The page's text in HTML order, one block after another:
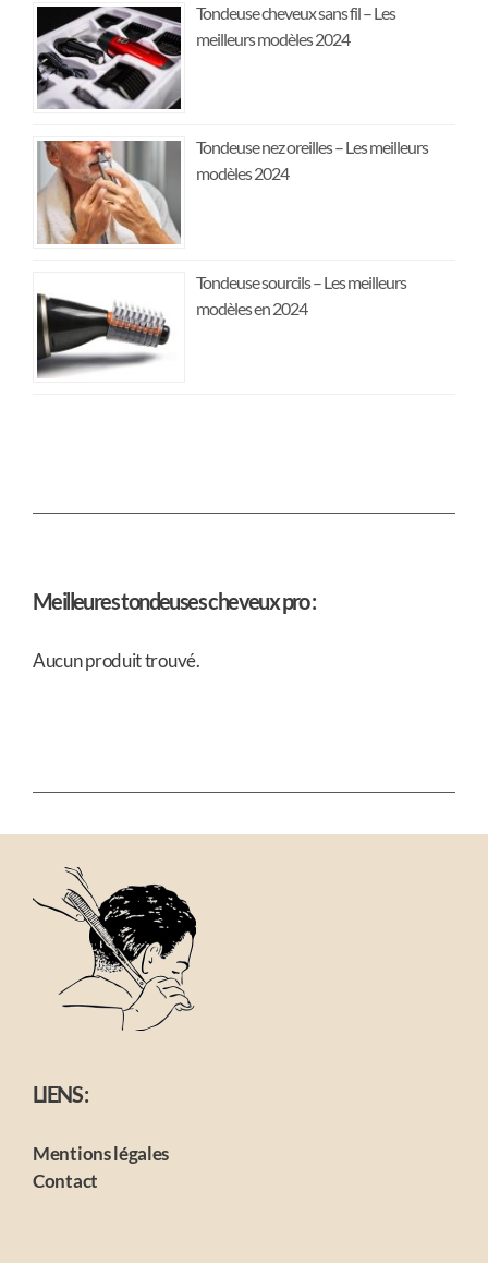
Tondeuse cheveux sans fil – Les
meilleurs modèles 2024
Tondeuse nez oreilles – Les meilleurs
modèles 2024
Tondeuse sourcils – Les meilleurs
modèles en 2024
Meilleures tondeuses cheveux pro :
Aucun produit trouvé.
LIENS :
Mentions légales
Contact